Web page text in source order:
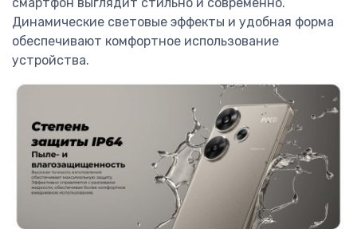
Динамические световые эффекты и удобная форма
обеспечивают комфортное использование
устройства.